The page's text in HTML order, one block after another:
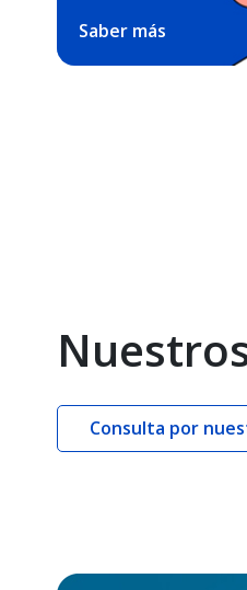
Saber más
Consulta por